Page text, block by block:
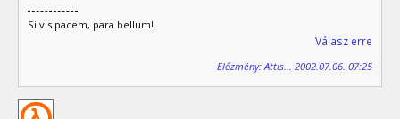
Si vis pacem, para bellum!
Válasz erre
Előzmény: Attis... 2002.07.06. 07:25